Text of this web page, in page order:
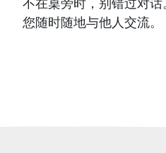
不在桌旁时，别错过对
您随时随地与他人交流。